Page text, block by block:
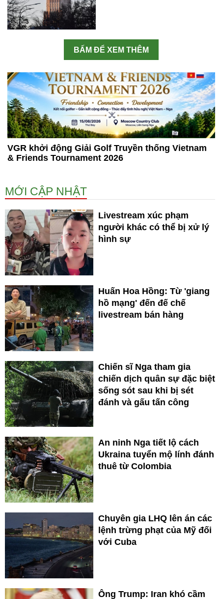
BẤM ĐỂ XEM THÊM
VGR khởi động Giải Golf Truyền thống Vietnam
& Friends Tournament 2026
MỚI CẬP NHẬT
Livestream xúc phạm
người khác có thể bị xử lý
hình sự
Huấn Hoa Hồng: Từ 'giang
hồ mạng' đến đế chế
livestream bán hàng
Chiến sĩ Nga tham gia
chiến dịch quân sự đặc biệt
sống sót sau khi bị sét
đánh và gấu tấn công
An ninh Nga tiết lộ cách
Ukraina tuyển mộ lính đánh
thuê từ Colombia
Chuyên gia LHQ lên án các
lệnh trừng phạt của Mỹ đối
với Cuba
Ông Trump: Iran khó cầm